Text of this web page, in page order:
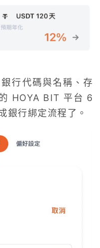
行代碼與名稱、存
HOYA BIT 平台 6
銀行綁定流程了。